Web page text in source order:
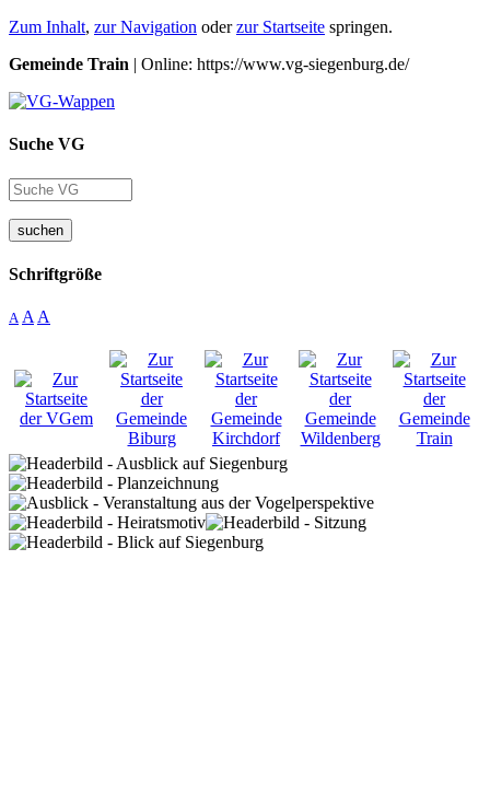
Zum Inhalt, zur Navigation oderzur Startseite springen.
Gemeinde Train | Online: https://www.vg-siegenburg.de/
Suche VG
suchen
Schriftgröße
A A A